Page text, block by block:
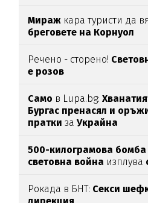
Мираж кара туристи да
бреговете на Корнуол
Речено - сторено!
е розов
Само в Lupa.bg:
Бургас пренасял и
праткизаУкрайна
500-килограмова бомба
световна война изплува
Рокада в БНТ: Секси